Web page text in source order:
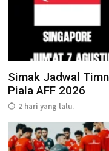
Simak Jadwal
Piala AFF 2026
2 hari yang lalu.